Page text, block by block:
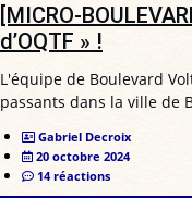
[MICRO-
d’OQTF » !
L'équipe de Boulevard
passants dans la ville de
Gabriel Decroix
20 octobre 2024
14 réactions